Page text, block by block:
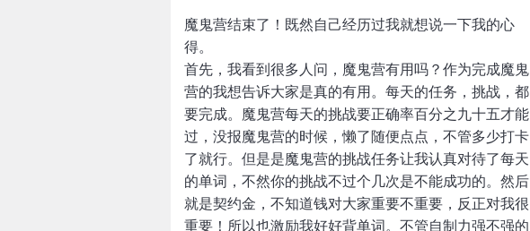
魔鬼营结束了！既然自己经历过我就想说一下我的心
得。
首先，我看到很多人问，魔鬼营有用吗？作为完成魔鬼
营的我想告诉大家是真的有用。每天的任务，挑战，都
要完成。魔鬼营每天的挑战要正确率百分之九十五才能
过，没报魔鬼营的时候，懒了随便点点，不管多少打卡
了就行。但是是魔鬼营的挑战任务让我认真对待了每天
的单词，不然你的挑战不过个几次是不能成功的。然后
就是契约金，不知道钱对大家重要不重要，反正对我很
重要！所以也激励我好好背单词。不管自制力强不强的